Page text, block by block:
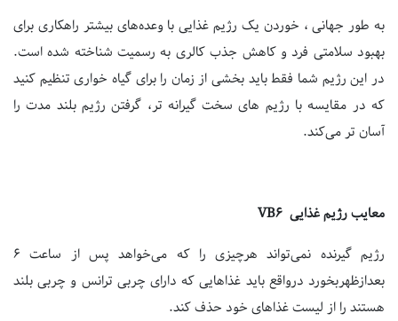
به طور جهانی ، خوردن یک رژیم غذایی با وعده‌های بیشتر راهکاری برای
بهبود سلامتی فرد و کاهش جذب کالری به رسمیت شناخته شده است.
در این رژیم شما فقط باید بخشی از زمان را برای گیاه خواری تنظیم کنید
که در مقایسه با رژیم های سخت گیرانه تر، گرفتن رژیم بلند مدت را
آسان تر می‌کند.
معایب رژیم غذایی VB6
رژیم گیرنده نمی‌تواند هرچیزی را که می‌خواهد پس از ساعت 6
بعدازظهربخورد درواقع باید غذاهایی که دارای چربی ترانس و چربی بلند
هستند را از لیست غذاهای خود حذف کند.